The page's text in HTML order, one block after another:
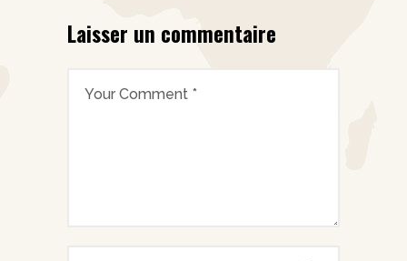
Laisser un commentaire